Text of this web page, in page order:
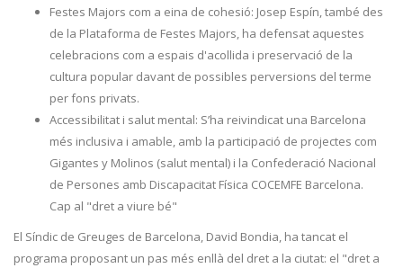
Festes Majors com a eina de cohesió: Josep Espín, també des
de la Plataforma de Festes Majors, ha defensat aquestes
celebracions com a espais d'acollida i preservació de la
cultura popular davant de possibles perversions del terme
per fons privats.
Accessibilitat i salut mental: S’ha reivindicat una Barcelona
més inclusiva i amable, amb la participació de projectes com
Gigantes y Molinos (salut mental) i la Confederació Nacional
de Persones amb Discapacitat Física COCEMFE Barcelona.
Cap al "dret a viure bé"
El Síndic de Greuges de Barcelona, David Bondia, ha tancat el
programa proposant un pas més enllà del dret a la ciutat: el "dret a